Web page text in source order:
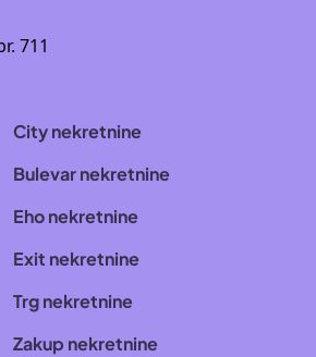
711
City nekretnine
Bulevar nekretnine
Eho nekretnine
Exit nekretnine
Trg nekretnine
Zakup nekretnine